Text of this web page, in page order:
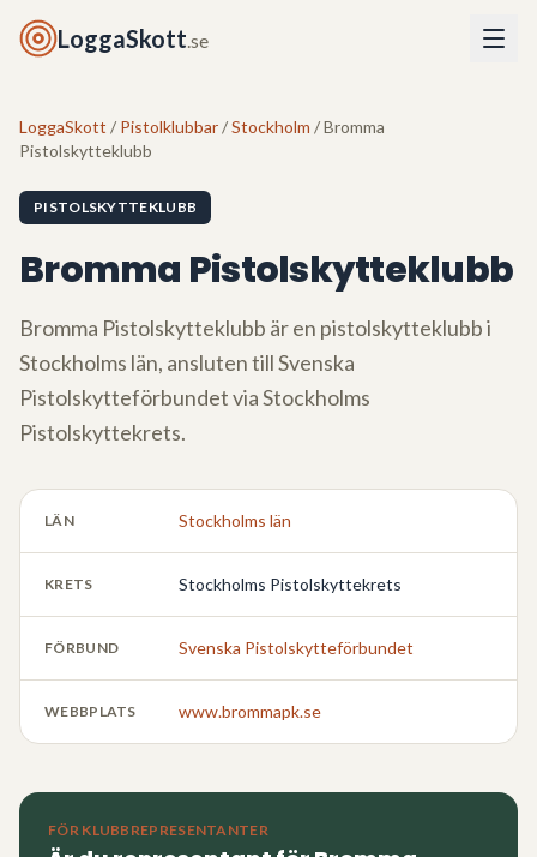
LoggaSkott.se
LoggaSkott / Pistolklubbar/Stockholm / Bromma
Pistolskytteklubb
PISTOLSKYTTEKLUBB
Bromma Pistolskytteklubb
Bromma Pistolskytteklubb är en pistolskytteklubb i
Stockholms län, ansluten till Svenska
Pistolskytteförbundet viaStockholms
Pistolskyttekrets.
LÄN Stockholms län
KRETS Stockholms Pistolskyttekrets
FÖRBUND Svenska Pistolskytteförbundet
WEBBPLATS www.brommapk.se
FÖR KLUBBREPRESENTANTER